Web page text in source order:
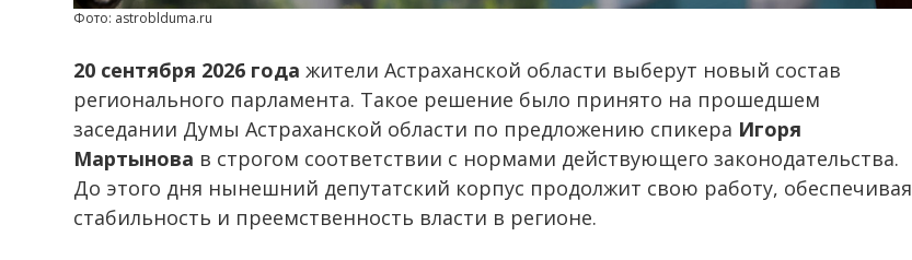
Фото: astroblduma.ru
20 сентября 2026 года жители Астраханской области выберут новый состав
регионального парламента. Такое решение было принято на прошедшем
заседании Думы Астраханской области по предложению спикера Игоря
Мартынова в строгом соответствии с нормами действующего законодательства.
До этого дня нынешний депутатский корпус продолжит свою работу, обеспечивая
стабильность и преемственность власти в регионе.